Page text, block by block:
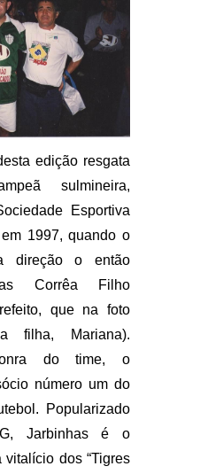
edição resgata
sulmineira,
Esportiva
1997, quando o
direção o então
Corrêa Filho
que na foto
filha, Mariana).
do time, o
número um do
Popularizado
Jarbinhas é o
dos “Tigres